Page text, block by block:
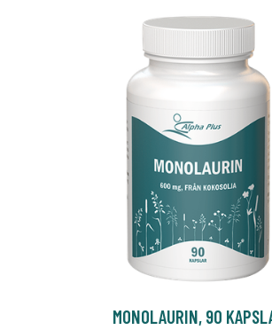
MONOLAURIN, 90